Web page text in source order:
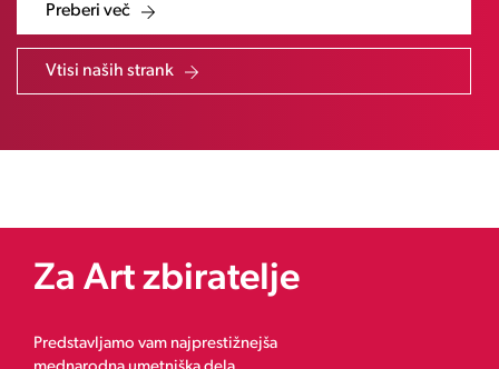
Preberi več
Vtisi naših strank
Za Art zbiratelje
Predstavljamo vam najprestižnejša